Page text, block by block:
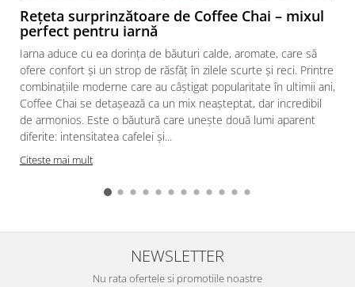
Rețeta surprinzătoare de Coffee Chai – mixul
perfect pentru iarnă
Iarna aduce cu ea dorința de băuturi calde, aromate, care să
ofere confort și un strop de răsfăț în zilele scurte și reci. Printre
combinațiile moderne care au câștigat popularitate în ultimii ani,
Coffee Chai se detașează ca un mix neașteptat, dar incredibil
de armonios. Este o băutură care unește două lumi aparent
diferite: intensitatea cafelei și...
Citeste mai mult
NEWSLETTER
Nu rata ofertele si promotiile noastre